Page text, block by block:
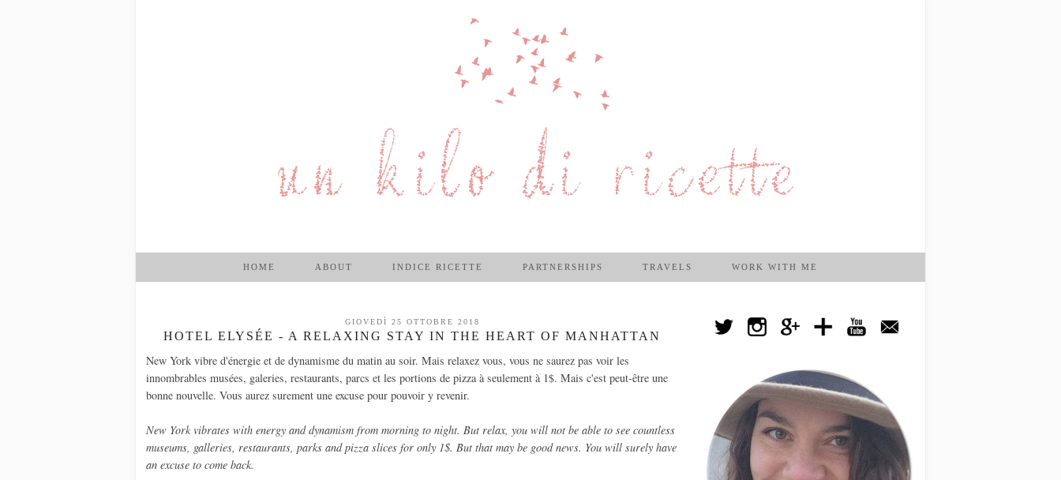
HOME ABOUT INDICE RICETTE PARTNERSHIPS TRAVELS WORK WITH ME
GIOVEDÌ 25 OTTOBRE 2018
HOTEL ELYSÉE - A RELAXING STAY IN THE HEART OF MANHATTAN
New York vibre d'énergie et de dynamisme du matin au soir. Mais relaxez vous, vous ne saurez pas voir les
innombrables musées, galeries, restaurants, parcs et les portions de pizza à seulement à 1$. Mais c'est peut-être une
bonne nouvelle. Vous aurez surement une excuse pour pouvoir y revenir.
New York vibrates with energy and dynamism from morning to night. But relax, you will not be able to see countless
museums, galleries, restaurants, parks and pizza slices for only 1$. But that may be good news. You will surely have
an excuse to come back.